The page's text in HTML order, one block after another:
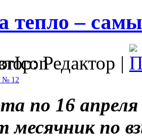
тепло –
Редактор |
№ 12
по 16
месячник по